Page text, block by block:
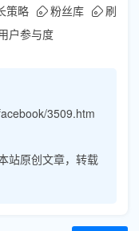
策略 粉丝库
刷
户参与度
3509.htm
站原创文章，转载